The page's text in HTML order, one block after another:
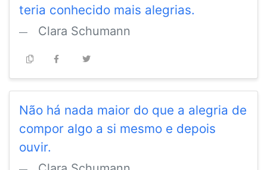
teria conhecido mais alegrias.
Clara Schumann
Não há nada maior do que a alegria de
compor algo a si mesmo e depois
ouvir.